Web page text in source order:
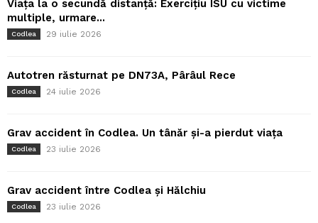
Viața la o secundă distanță: Exercițiu ISU cu victime
multiple, urmare...
Codlea 29 iulie 2026
Autotren răsturnat pe DN73A, Pârâul Rece
Codlea 24 iulie 2026
Grav accident în Codlea. Un tânăr și-a pierdut viața
Codlea 23 iulie 2026
Grav accident între Codlea și Hălchiu
Codlea 23 iulie 2026